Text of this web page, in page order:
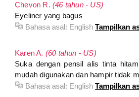
Chevon R. (46 tahun - US)
Eyeliner yang bagus
Bahasa asal: English Tampilkan
Karen A. (60 tahun - US)
Suka dengan pensil alis tinta
mudah digunakan dan hampir tidak
Bahasa asal: English Tampilkan